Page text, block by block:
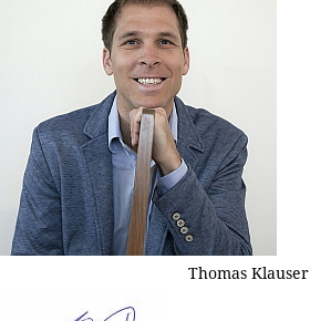
Thomas Klauser